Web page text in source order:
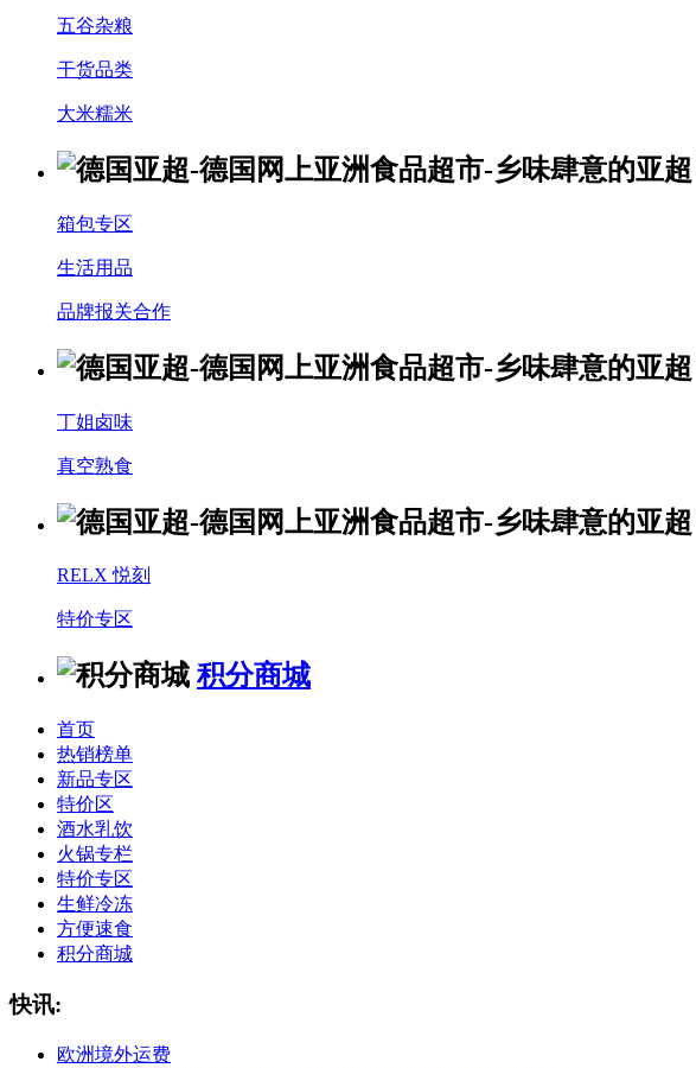
五谷杂粮
干货品类
大米糯米
箱包专区
生活用品
品牌报关合作
丁姐卤味
真空熟食
RELX 悦刻
特价专区
积分商城
首页
热销榜单
新品专区
特价区
酒水乳饮
火锅专栏
特价专区
生鲜冷冻
方便速食
积分商城
快讯:
欧洲境外运费